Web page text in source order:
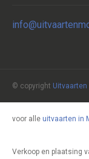
© copyright Uitvaarten
voor alle uitvaarten in
Verkoop en plaatsing